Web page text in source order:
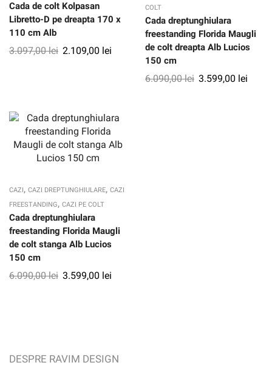
Cada de colt Kolpasan
Libretto-D pe dreapta 170 x
110 cm Alb
3.097,00lei 2.109,00 lei
COLT
Cada dreptunghiulara
freestanding Florida Maugli
de colt dreapta Alb Lucios
150 cm
6.090,00lei 3.599,00 lei
CAZI, CAZI DREPTUNGHIULARE, CAZI
FREESTANDING, CAZI PE COLT
Cada dreptunghiulara
freestanding Florida Maugli
de colt stanga Alb Lucios
150 cm
6.090,00lei 3.599,00 lei
DESPRE RAVIM DESIGN